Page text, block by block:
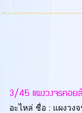
3/45 แผงวงจรคอย
อะไหล่ ชื่อ : แผงวง